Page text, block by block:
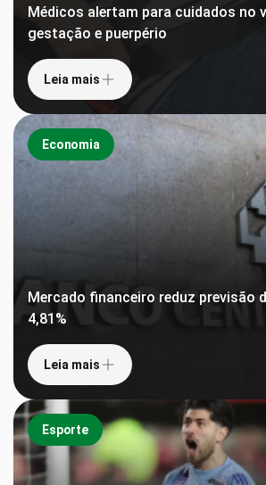
Médicos alertam para cuidados no
gestação e puerpério
Leia mais
Economia
Mercado financeiro reduz previsão
4,81%
Leia mais
Esporte